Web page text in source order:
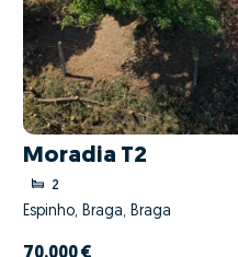
Moradia T2
2
Espinho, Braga, Braga
70.000 €